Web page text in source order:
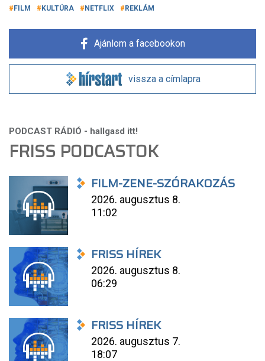
FILM KULTÚRA NETFLIX REKLÁM
Ajánlom a facebookon
vissza a címlapra
FRISS PODCASTOK
FILM-ZENE-SZÓRAKOZÁS
2026. augusztus 8.
11:02
FRISS HÍREK
2026. augusztus 8.
06:29
FRISS HÍREK
2026. augusztus 7.
18:07